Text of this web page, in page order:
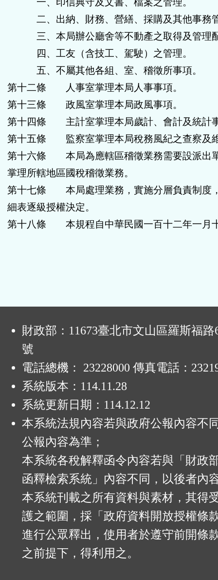
二、出納、財務、營繕、採購及其他事務
三、本局辦公廳舍等不動產之取得及管理
四、工友（含技工、駕駛）之管理。
五、不屬其他各組、室、稽徵所事項。
第十二條 人事室掌理本局人事事項。
第十三條 政風室掌理本局政風事項。
第十四條 主計室掌理本局歲計、會計及統計
第十五條 監察室掌理本局稅務風紀之查察及
第十六條 本局為應轄區稽徵業務需要設派出
掌理所轄地區國稅稽徵業務。
第十七條 本局處理業務，實施分層負責制度
細表逐級授權決定。
第十八條 本規程自中華民國一百十二年一月
財政部：11673臺北市文山區羅斯福路
號
電話總機： 23228000 傳真電話：
系統版本： 114.11.28
系統更新日期： 114.12.12
本系統法規內容若與政府公報內容不
公報內容為準；
本系統各稅解釋函令內容若與「財政
函釋檢索系統」內容不同，以後者內
本系統刊載之所有資料與素材，其得
護之範圍，採「政府資料開放授權條
進行公眾釋出，使用者於遵守前開條
之前提下，得利用之。